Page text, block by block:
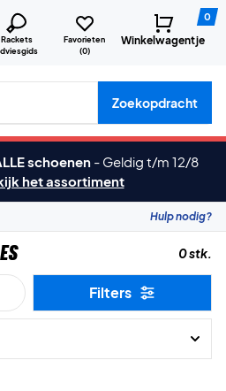
Rackets
Favorieten
(0)
0
Winkelwagentje
merken etc.
Zoekopdracht
schoenen - Geldig t/m 12/8
het assortiment
Hulp nodig?
0 stk.
Filters